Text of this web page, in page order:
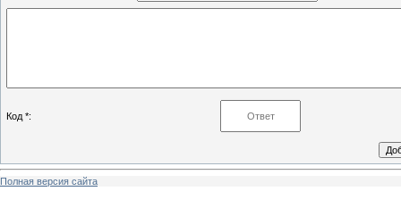
Код *:
Полная версия сайта